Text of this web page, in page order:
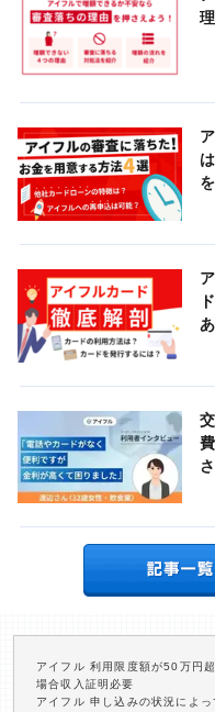
アイフル 利用限度額が50万円
場合収入証明必要
アイフル 申し込みの状況によ